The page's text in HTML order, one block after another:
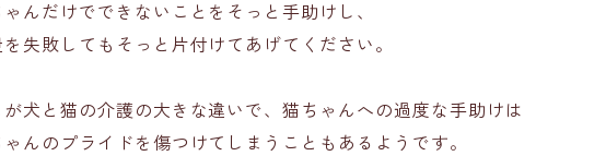
んだけでできないことをそっと手助けし、
を失敗してもそっと片付けてあげてください。
が犬と猫の介護の大きな違いで、猫ちゃんへの過度な手助けは
んのプライドを傷つけてしまうこともあるようです。